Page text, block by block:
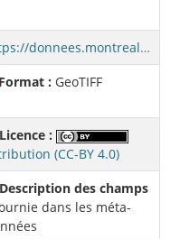
https://donnees.montreal.ca/fr/dataset/8e0625c0-c013-40d1-a4f7-5f4ba0c59f48/resource/3c2509ba-ad30-4375-8738-6db8a0879fd6/download/surfaces-minerales-vegetales-2022-classifie-ville-hampstead.tif
Format : GeoTIFF
Licence :
(CC-BY 4.0)
Description des champs
dans les méta-